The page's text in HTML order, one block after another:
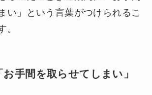
い」という言葉がつけられるこ
。
お手間を取らせてしまい」